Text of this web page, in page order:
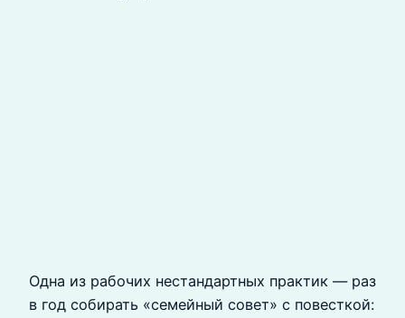
Одна из рабочих нестандартных практик — раз
в год собирать «семейный совет» с повесткой: